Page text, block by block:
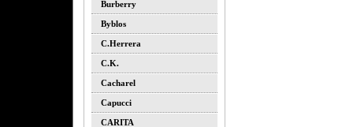
Burberry
Byblos
C.herrera
C.k.
Cacharel
Capucci
CARITA